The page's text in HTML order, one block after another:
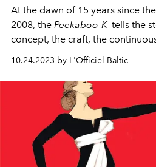
At the dawn of 15 years since the
2008, the Peekaboo-K tells the
concept, the craft, the
and interpretation of the
in terms of shape, scale,
personality.
10.24.2023 by L'Officiel Baltic